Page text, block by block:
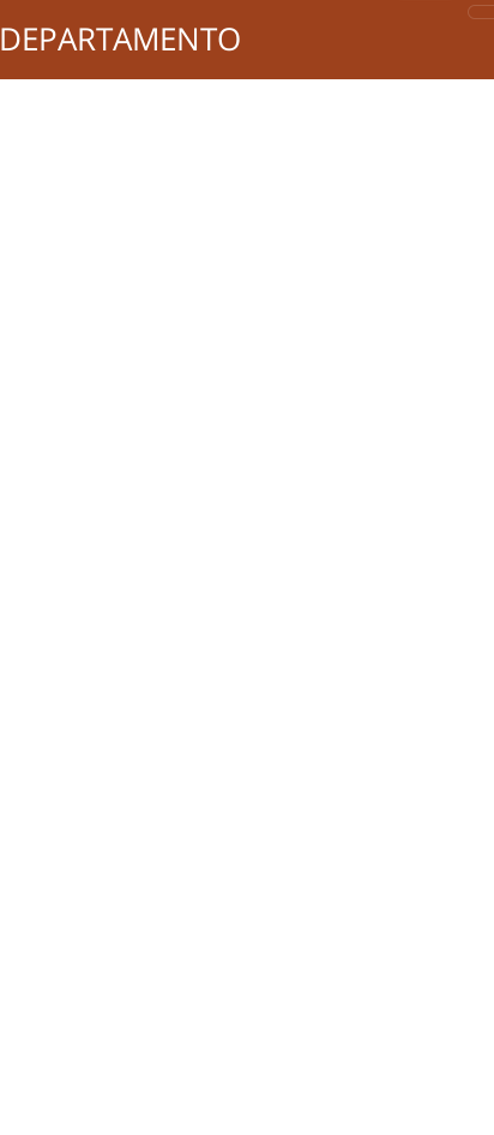
DEPARTAMENTO